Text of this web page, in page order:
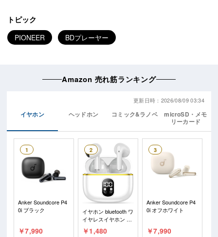
トピック
PIONEER BDプレーヤー